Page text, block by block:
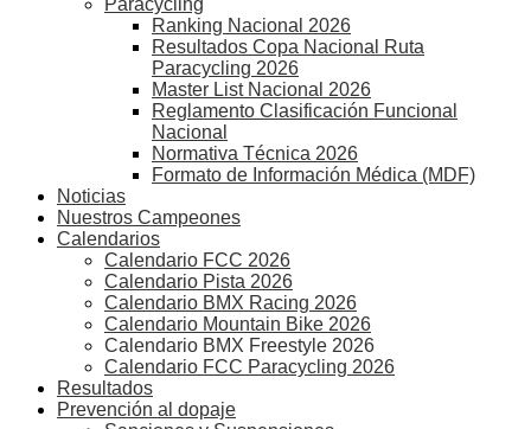
Paracycling
Ranking Nacional 2026
Resultados Copa Nacional Ruta
Paracycling 2026
Master List Nacional 2026
Reglamento Clasificación Funcional
Nacional
Normativa Técnica 2026
Formato de Información Médica (MDF)
Noticias
Nuestros Campeones
Calendarios
Calendario FCC 2026
Calendario Pista 2026
Calendario BMX Racing 2026
Calendario Mountain Bike 2026
Calendario BMX Freestyle 2026
Calendario FCC Paracycling 2026
Resultados
Prevención al dopaje